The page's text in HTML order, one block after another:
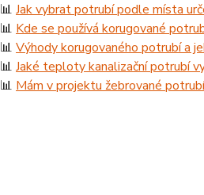
📊 Jak vybrat potrubí podle místa
📊 Kde se používá korugované
📊 Výhody korugovaného potrubí a
📊 Jaké teploty kanalizační potrubí
📊 Mám v projektu žebrované